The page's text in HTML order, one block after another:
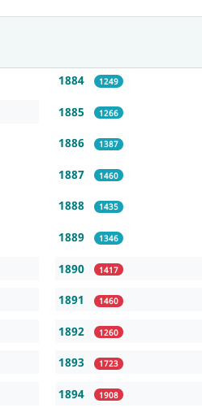
1884 1249
1885 1266
1886 1387
1887 1460
1888 1435
1889 1346
1890 1417
1891 1460
1892 1260
1893 1723
1894 1908